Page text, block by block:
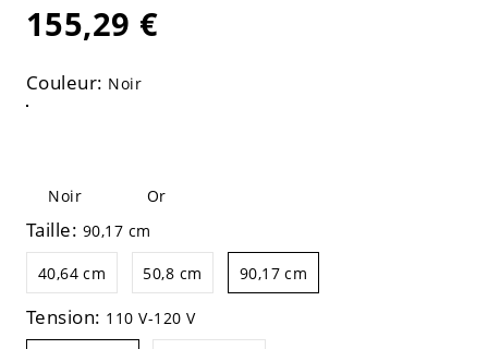
155,29 €
Couleur: Noir
Noir Or
Taille: 90,17 cm
40,64 cm 50,8 cm 90,17 cm
Tension: 110 V-120 V